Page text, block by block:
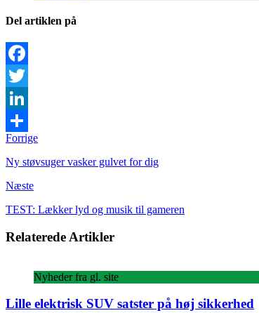
Del artiklen på
Facebook
Twitter
LinkedIn
Share
Forrige
Ny støvsuger vasker gulvet for dig
Næste
TEST: Lækker lyd og musik til gameren
Relaterede Artikler
Nyheder fra gl. site
Lille elektrisk SUV satster på høj sikkerhed